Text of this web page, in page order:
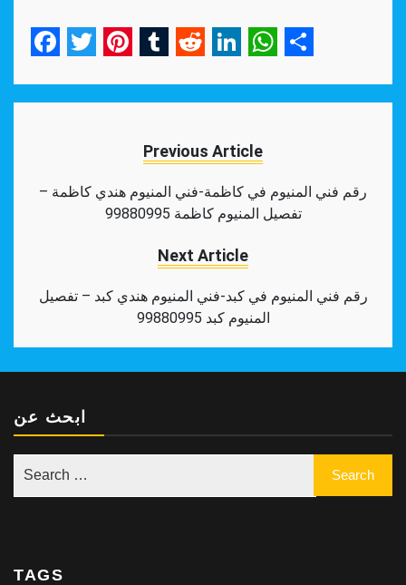
Previous Article
رقم فني المنيوم في كاظمة-فني المنيوم هندي كاظمة –
تفصيل المنيوم كاظمة 99880995
Next Article
رقم فني المنيوم في كبد-فني المنيوم هندي كبد – تفصيل
المنيوم كبد 99880995
ابحث عن
TAGS